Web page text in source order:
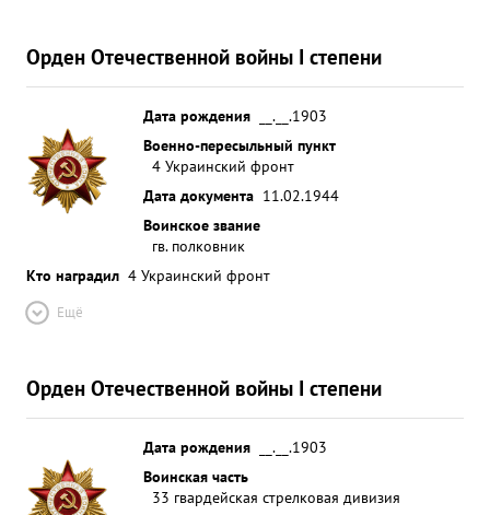
Орден Отечественной войны I степени
Дата рождения
__.__.1903
Военно-пересыльный пункт
4 Украинский фронт
Дата документа 11.02.1944
Воинское звание
гв. полковник
Кто наградил 4 Украинский фронт
Ещё
Орден Отечественной войны I степени
Дата рождения
__.__.1903
Воинская часть
33 гвардейская стрелковая дивизия